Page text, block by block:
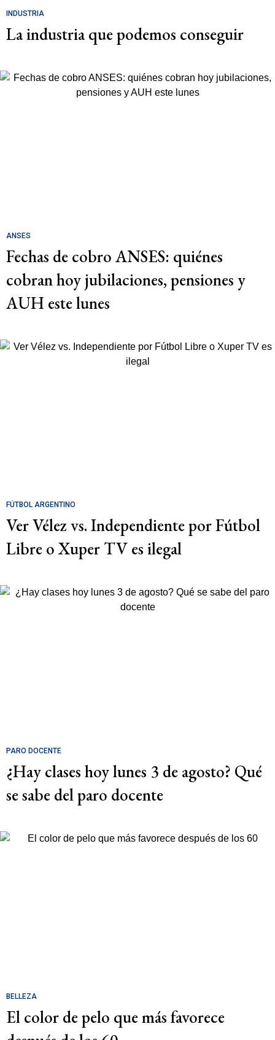
INDUSTRIA
La industria que podemos conseguir
ANSES
Fechas de cobro ANSES: quiénes
cobran hoy jubilaciones, pensiones y
AUH este lunes
FÚTBOL ARGENTINO
Ver Vélez vs. Independiente por Fútbol
Libre o Xuper TV es ilegal
PARO DOCENTE
¿Hay clases hoy lunes 3 de agosto? Qué
se sabe del paro docente
BELLEZA
El color de pelo que más favorece